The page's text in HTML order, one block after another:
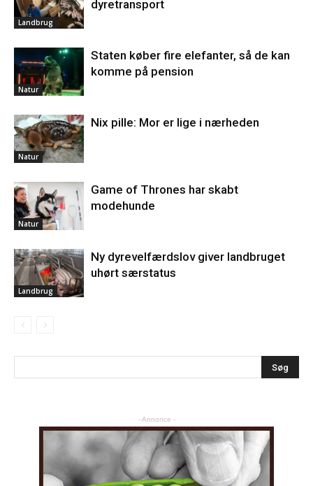
Landbrug
dyretransport
Natur
Staten køber fire elefanter, så de kan
komme på pension
Natur
Nix pille: Mor er lige i nærheden
Natur
Game of Thrones har skabt
modehunde
Landbrug
Ny dyrevelfærdslov giver landbruget
uhørt særstatus
- Annonce -